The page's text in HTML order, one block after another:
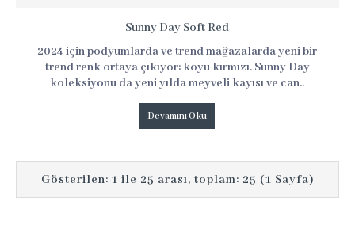
Sunny Day Soft Red
2024 için podyumlarda ve trend mağazalarda yeni bir
trend renk ortaya çıkıyor: koyu kırmızı. Sunny Day
koleksiyonu da yeni yılda meyveli kayısı ve can..
Devamını Oku
Gösterilen: 1 ile 25 arası, toplam: 25 (1 Sayfa)